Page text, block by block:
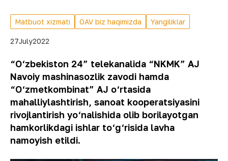
Matbuot xizmati OAV biz haqimizda Yangiliklar
27July2022
“O‘zbekiston 24” telekanalida “NKMK” AJ
Navoiy mashinasozlik zavodi hamda
“O‘zmetkombinat” AJ o‘rtasida
mahalliylashtirish, sanoat kooperatsiyasini
rivojlantirish yo‘nalishida olib borilayotgan
hamkorlikdagi ishlar to‘g‘risida lavha
namoyish etildi.